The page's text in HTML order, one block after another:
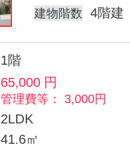
建物階数 4階建
1階
65,000 円
管理費等： 3,000円
2LDK
41.6㎡